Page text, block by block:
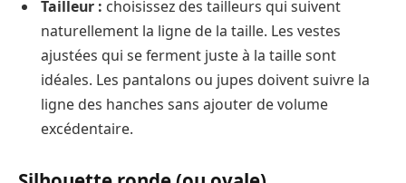
Tailleur : choisissez des tailleurs qui suivent
naturellement la ligne de la taille. Les vestes
ajustées qui se ferment juste à la taille sont
idéales. Les pantalons ou jupes doivent suivre la
ligne des hanches sans ajouter de volume
excédentaire.